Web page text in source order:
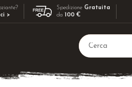
>
Spedizione Gratuita
da100 €